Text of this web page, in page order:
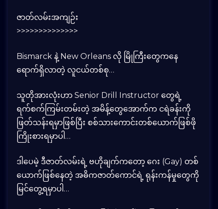
​ဇာတ်လမ်းအကျဉ်း
>>>>>>>>>>>>>>
Bismarck နဲ့ New Orleans လို မြိုကြီးတွေကနေ
ရောက်ရှိလာတဲ့ လူငယ်တစ်စု…
သူတိုအားလုံးဟာ Senior Drill Instructor တွေရဲ့
ရက်စက်ကြမ်းတမ်းတဲ့ အမိန့်တွေအောက်က ငရဲခန်းကို
ဖြတ်သန်းရမှာဖြစ်ပြီး စစ်သားကောင်းတစ်ယောက်ဖြစ်ဖို
ကြိုးစားရမှာပါ…
ဒါပေမဲ့ ဒီဇာတ်လမ်းရဲ့ ဗဟိုချက်ကတော့ ဂေး (Gay) တစ်
ယောက်ဖြစ်နေတဲ့ အဓိကဇာတ်ကောင်ရဲ့ ရုန်းကန်မှုတွေကို
မြင်တွေ့ရမှာပါ…